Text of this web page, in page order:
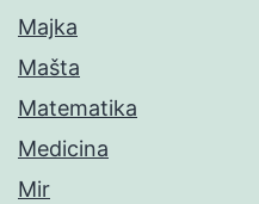
Majka
Mašta
Matematika
Medicina
Mir